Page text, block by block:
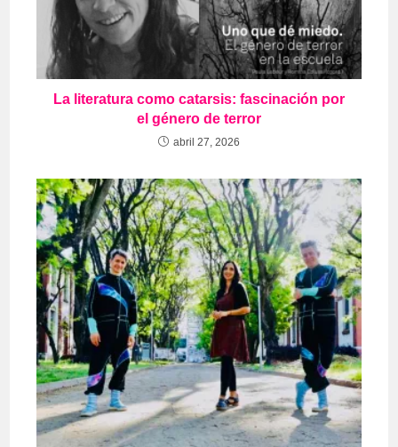
La literatura como catarsis: fascinación por
el género de terror
abril 27, 2026